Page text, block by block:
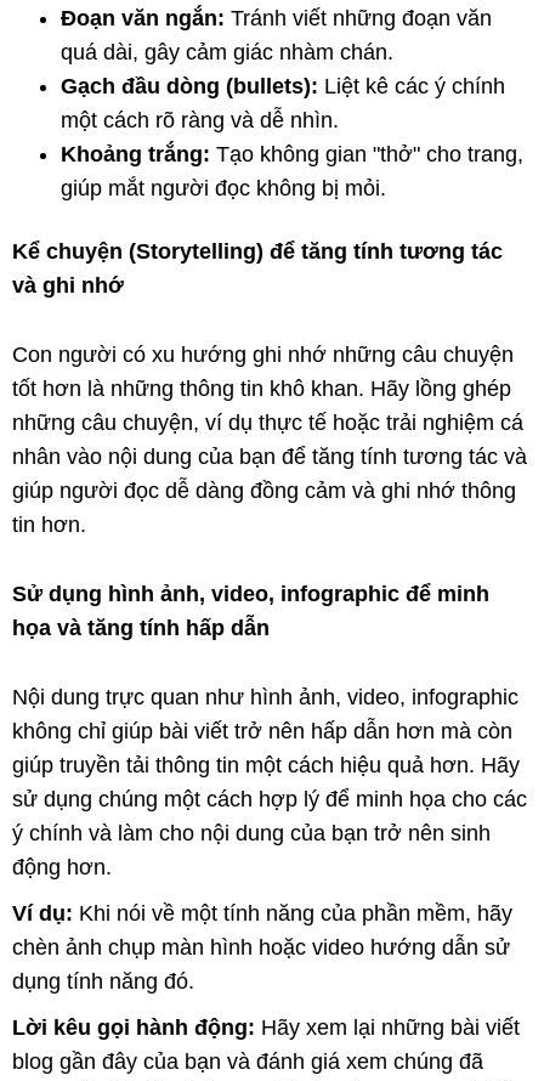
Đoạn văn ngắn: Tránh viết những đoạn văn
quá dài, gây cảm giác nhàm chán.
Gạch đầu dòng (bullets): Liệt kê các ý chính
một cách rõ ràng và dễ nhìn.
Khoảng trắng: Tạo không gian "thở" cho trang,
giúp mắt người đọc không bị mỏi.
Kể chuyện (Storytelling) để tăng tính tương tác
và ghi nhớ
Con người có xu hướng ghi nhớ những câu chuyện
tốt hơn là những thông tin khô khan. Hãy lồng ghép
những câu chuyện, ví dụ thực tế hoặc trải nghiệm cá
nhân vào nội dung của bạn để tăng tính tương tác và
giúp người đọc dễ dàng đồng cảm và ghi nhớ thông
tin hơn.
Sử dụng hình ảnh, video, infographic để minh
họa và tăng tính hấp dẫn
Nội dung trực quan như hình ảnh, video, infographic
không chỉ giúp bài viết trở nên hấp dẫn hơn mà còn
giúp truyền tải thông tin một cách hiệu quả hơn. Hãy
sử dụng chúng một cách hợp lý để minh họa cho các
ý chính và làm cho nội dung của bạn trở nên sinh
động hơn.
Ví dụ: Khi nói về một tính năng của phần mềm, hãy
chèn ảnh chụp màn hình hoặc video hướng dẫn sử
dụng tính năng đó.
Lời kêu gọi hành động: Hãy xem lại những bài viết
blog gần đây của bạn và đánh giá xem chúng đã